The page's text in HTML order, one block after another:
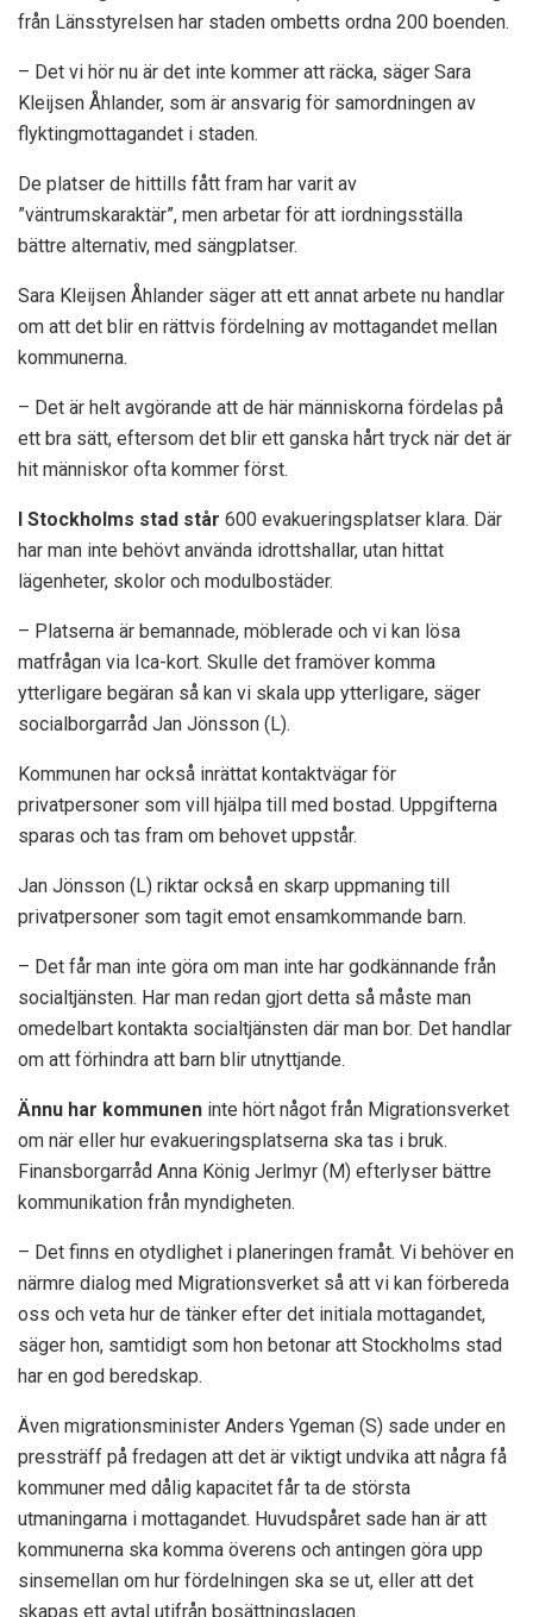
från Länsstyrelsen har staden ombetts ordna 200 boenden.
– Det vi hör nu är det inte kommer att räcka, säger Sara
Kleijsen Åhlander, som är ansvarig för samordningen av
flyktingmottagandet i staden.
De platser de hittills fått fram har varit av
”väntrumskaraktär”, men arbetar för att iordningsställa
bättre alternativ, med sängplatser.
Sara Kleijsen Åhlander säger att ett annat arbete nu handlar
om att det blir en rättvis fördelning av mottagandet mellan
kommunerna.
– Det är helt avgörande att de här människorna fördelas på
ett bra sätt, eftersom det blir ett ganska hårt tryck när det är
hit människor ofta kommer först.
I Stockholms stad står 600 evakueringsplatser klara. Där
har man inte behövt använda idrottshallar, utan hittat
lägenheter, skolor och modulbostäder.
– Platserna är bemannade, möblerade och vi kan lösa
matfrågan via Ica-kort. Skulle det framöver komma
ytterligare begäran så kan vi skala upp ytterligare, säger
socialborgarråd Jan Jönsson (L).
Kommunen har också inrättat kontaktvägar för
privatpersoner som vill hjälpa till med bostad. Uppgifterna
sparas och tas fram om behovet uppstår.
Jan Jönsson (L) riktar också en skarp uppmaning till
privatpersoner som tagit emot ensamkommande barn.
– Det får man inte göra om man inte har godkännande från
socialtjänsten. Har man redan gjort detta så måste man
omedelbart kontakta socialtjänsten där man bor. Det handlar
om att förhindra att barn blir utnyttjande.
Ännu har kommunen inte hört något från Migrationsverket
om när eller hur evakueringsplatserna ska tas i bruk.
Finansborgarråd Anna König Jerlmyr (M) efterlyser bättre
kommunikation från myndigheten.
– Det finns en otydlighet i planeringen framåt. Vi behöver en
närmre dialog med Migrationsverket så att vi kan förbereda
oss och veta hur de tänker efter det initiala mottagandet,
säger hon, samtidigt som hon betonar att Stockholms stad
har en god beredskap.
Även migrationsminister Anders Ygeman (S) sade under en
pressträff på fredagen att det är viktigt undvika att några få
kommuner med dålig kapacitet får ta de största
utmaningarna i mottagandet. Huvudspåret sade han är att
kommunerna ska komma överens och antingen göra upp
sinsemellan om hur fördelningen ska se ut, eller att det
skapas ett avtal utifrån bosättningslagen.